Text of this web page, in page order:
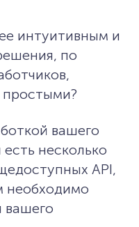
интуитивным и
по
простыми?
вашего
несколько
API,
необходимо
вашего